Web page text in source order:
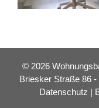
© 2026
Briesker Straße 86 -
Datenschutz |